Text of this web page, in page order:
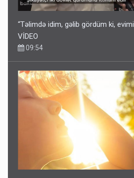
“Təlimdə idim, gəlib gördüm ki, evimi
VİDEO
09:54